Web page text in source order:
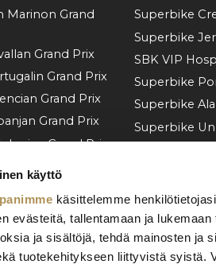
käyttö
käsittelemme
evästeitä, tallentamaan ja
ja sisältöjä, tehdä mainosten ja
tuotekehitykseen liittyvistä syistä.
Marinon Grand
Grand Prix
Grand Prix
Grand Prix
Grand Prix
Grand Prix
Grand Prix
Grand
Superbike
Superbike
SBK VIP
Superbike
Superbike
Superbike
Superbike
Katso lisää